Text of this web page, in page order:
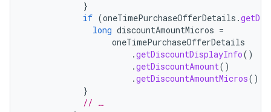
}
if (oneTimePurchaseOfferDetails .
long discountAmountMicros =
oneTimePurchaseOfferDetails
.getDiscountDisplayInfo()
.getDiscountAmount()
.getDiscountAmountMicros();
}
// …